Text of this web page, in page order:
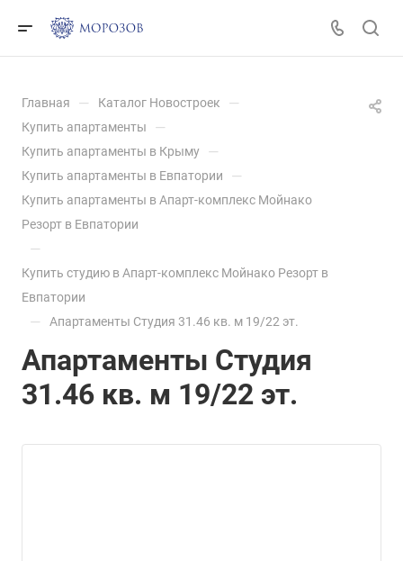
Главная — Каталог Новостроек —
Купить апартаменты —
Купить апартаменты в Крыму —
Купить апартаменты в Евпатории —
Купить апартаменты в Апарт-комплекс Мойнако
Резорт в Евпатории
—
Купить студию в Апарт-комплекс Мойнако Резорт в
Евпатории
— Апартаменты Студия 31.46 кв. м 19/22 эт.
Апартаменты Студия
31.46 кв. м 19/22 эт.